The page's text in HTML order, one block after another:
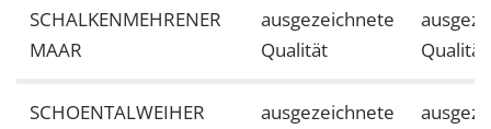
SCHALKENMEHRENER
MAAR
ausgezeichnete
Qualität
Qualität
SCHOENTALWEIHER
ausgezeichnete